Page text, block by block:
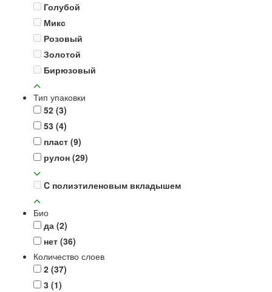
Голубой
Микс
Розовый
Золотой
Бирюзовый
Тип упаковки
52 (3)
53 (4)
пласт (9)
рулон (29)
C полиэтиленовым вкладышем
Био
да (2)
нет (36)
Количество слоев
2 (37)
3 (1)